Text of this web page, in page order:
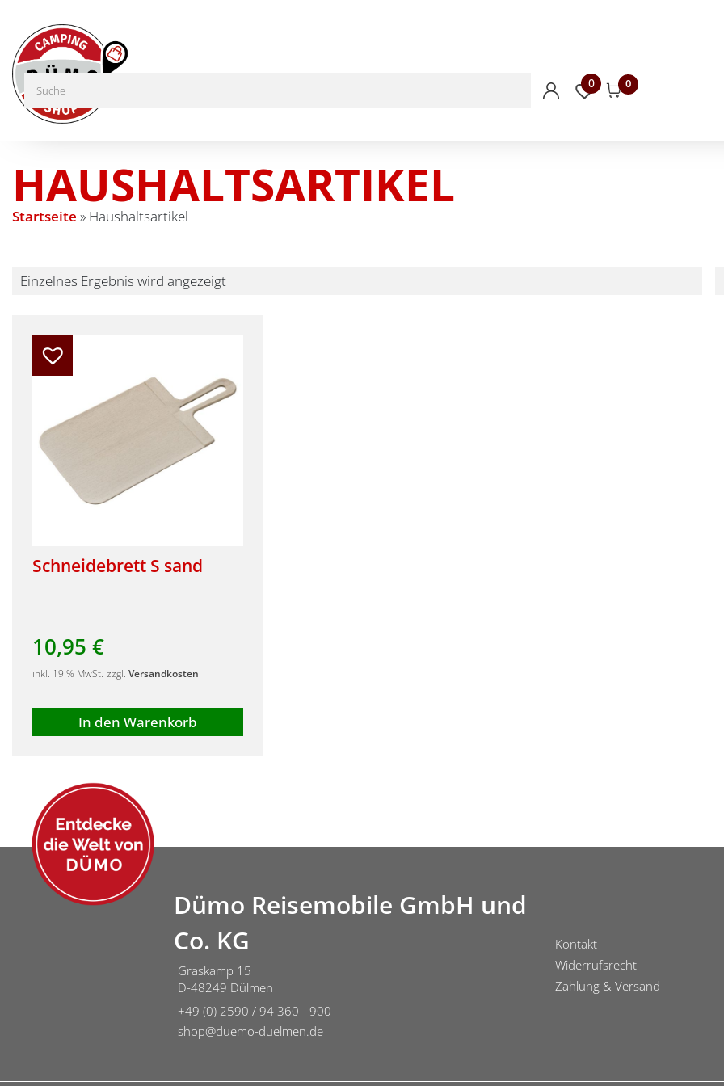
0 0
HAUSHALTSARTIKEL
Startseite » Haushaltsartikel
Einzelnes Ergebnis wird angezeigt
Schneidebrett S sand
10,95 €
inkl. 19 % MwSt. zzgl. Versandkosten
In den Warenkorb
Dümo Reisemobile GmbH und
Co. KG
Graskamp 15
D-48249 Dülmen
+49 (0) 2590 / 94 360 - 900
shop@duemo-duelmen.de
Kontakt
Widerrufsrecht
Zahlung & Versand